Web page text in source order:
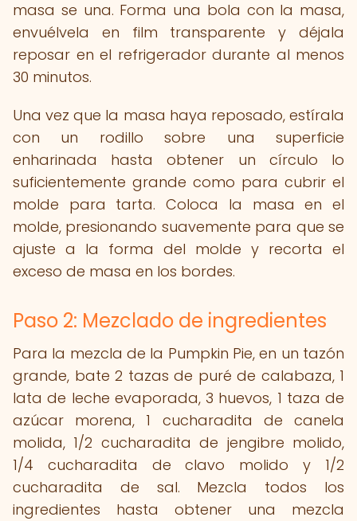
masa se una. Forma una bola con la masa,
envuélvela en film transparente y déjala
reposar en el refrigerador durante al menos
30 minutos.
Una vez que la masa haya reposado, estírala
con un rodillo sobre una superficie
enharinada hasta obtener un círculo lo
suficientemente grande como para cubrir el
molde para tarta. Coloca la masa en el
molde, presionando suavemente para que se
ajuste a la forma del molde y recorta el
exceso de masa en los bordes.
Paso 2: Mezclado de ingredientes
Para la mezcla de la Pumpkin Pie, en un tazón
grande, bate 2 tazas de puré de calabaza, 1
lata de leche evaporada, 3 huevos, 1 taza de
azúcar morena, 1 cucharadita de canela
molida, 1/2 cucharadita de jengibre molido,
1/4 cucharadita de clavo molido y 1/2
cucharadita de sal. Mezcla todos los
ingredientes hasta obtener una mezcla